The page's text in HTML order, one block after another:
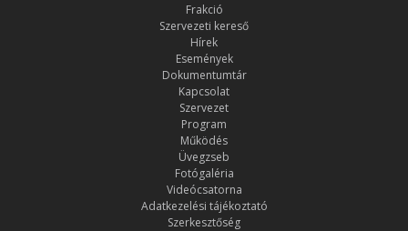
Frakció
Szervezeti kereső
Hírek
Események
Dokumentumtár
Kapcsolat
Szervezet
Program
Működés
Üvegzseb
Fotógaléria
Videócsatorna
Adatkezelési tájékoztató
Szerkesztőség